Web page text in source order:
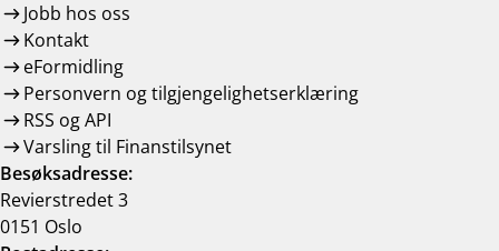
Jobb hos oss
Kontakt
eFormidling
Personvern og tilgjengelighetserklæring
RSS og API
Varsling til Finanstilsynet
Besøksadresse:
Revierstredet 3
0151 Oslo